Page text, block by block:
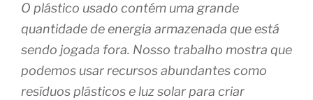
O plástico usado contém uma grande
quantidade de energia armazenada que está
sendo jogada fora. Nosso trabalho mostra que
podemos usar recursos abundantes como
resíduos plásticos e luz solar para criar